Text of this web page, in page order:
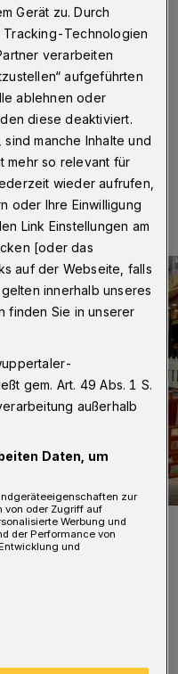
mehr in der
Döppersberg und
nicht glauben, dass
Lesezeit
2023
Gerät zu. Durch
Tracking-Technologien
verarbeiten
aufgeführten
ablehnen oder
diese deaktiviert.
manche Inhalte und
mehr so relevant für
wieder aufrufen,
oder Ihre Einwilligung
Link Einstellungen am
[oder das
auf der Webseite, falls
innerhalb unseres
finden Sie in unserer
gem. Art. 49 Abs. 1 S.
außerhalb
Daten, um
zur
von oder Zugriff auf
Werbung und
der Performance von
und